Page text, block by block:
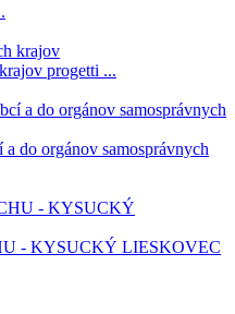
progetti ...
do orgánov samosprávnych
- KYSUCKÝ LIESKOVEC